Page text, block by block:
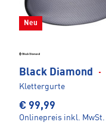
Neu
Black Diamond ·
Klettergurte
€ 99,99
Onlinepreis inkl. MwSt.